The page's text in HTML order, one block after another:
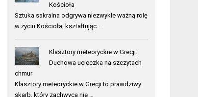
Kościoła
Sztuka sakralna odgrywa niezwykle ważną rolę
w życiu Kościoła, kształtując …
Klasztory meteoryckie w Grecji:
Duchowa ucieczka na szczytach
chmur
Klasztory meteoryckie w Grecji to prawdziwy
skarb, który zachwyca nie …